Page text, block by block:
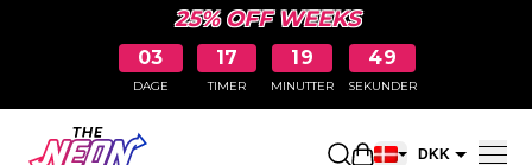
25% OFF WEEKS
03
DAGE
17
TIMER
19
MINUTTER
48
SEKUNDER
Åbn DKK